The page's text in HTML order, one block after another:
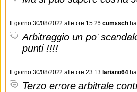
Il giorno 30/08/2022 alle ore 15.26 cumasch
Arbitraggio un po’
punti !!!!
Il giorno 30/08/2022 alle ore 23.13 lariano64
Terzo errore arbitrale